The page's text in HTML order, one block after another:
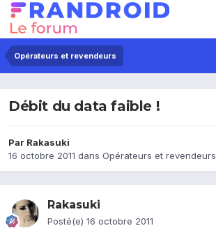
Opérateurs et revendeurs
Débit du data faible !
Par Rakasuki
16 octobre 2011 dans Opérateurs et revendeurs
Rakasuki
Posté(e) 16 octobre 2011